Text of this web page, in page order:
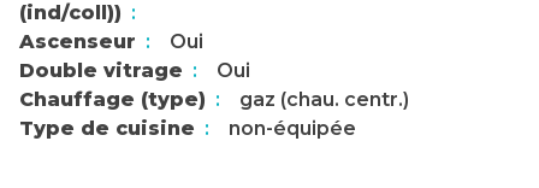
(ind/coll))
Ascenseur
Oui
Double vitrage
Oui
Chauffage (type)
gaz (chau. centr.)
Type de cuisine
non-équipée